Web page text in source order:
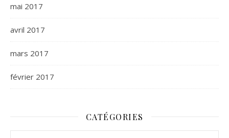
mai 2017
avril 2017
mars 2017
février 2017
CATÉGORIES